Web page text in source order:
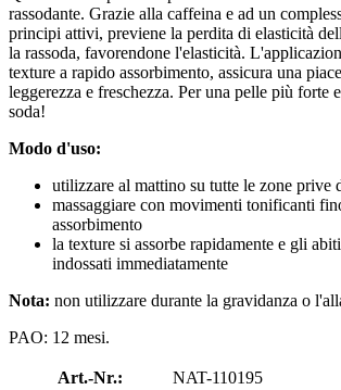
rassodante. Grazie alla caffeina e ad un
principi attivi, previene la perdita di elasticità
la rassoda, favorendone l'elasticità.
texture a rapido assorbimento, assicura una
leggerezza e freschezza. Per una pelle più forte
soda!
Modo d'uso:
utilizzare al mattino su tutte le zone prive
massaggiare con movimenti tonificanti
assorbimento
la texture si assorbe rapidamente e gli
indossati immediatamente
Nota: non utilizzare durante la gravidanza o
PAO: 12 mesi.
Art.-Nr.:
NAT-110195